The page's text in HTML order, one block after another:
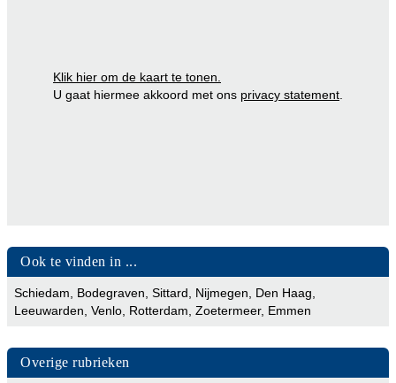
Klik hier om de kaart te tonen.
U gaat hiermee akkoord met ons privacy statement
Ook te vinden in ...
Schiedam Bodegraven Sittard Nijmegen Den Haag
Leeuwarden Venlo Rotterdam Zoetermeer, Emmen
Overige rubrieken